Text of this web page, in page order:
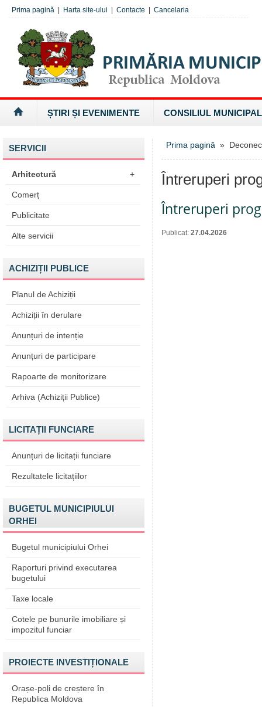
Prima pagină Harta site-ului Contacte Cancelaria
ȘTIRI ȘI EVENIMENTE CONSILIUL MUNICIPAL
SERVICII
Arhitectură +
Comerț
Publicitate
Alte servicii
ACHIZIȚII PUBLICE
Planul de Achiziții
Achiziții în derulare
Anunțuri de intenție
Anunțuri de participare
Rapoarte de monitorizare
Arhiva (Achiziții Publice)
LICITAȚII FUNCIARE
Anunțuri de licitații funciare
Rezultatele licitațiilor
BUGETUL MUNICIPIULUI
ORHEI
Bugetul municipiului Orhei
Raporturi privind executarea
bugetului
Taxe locale
Cotele pe bunurile imobiliare și
impozitul funciar
PROIECTE INVESTIȚIONALE
Orașe-poli de creștere în
Republica Moldova
Prima pagină »
Întreruperi
Întreruperi
Publicat: 27.04.2026